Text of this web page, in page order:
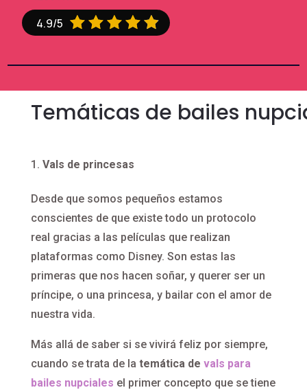
4.9/5     
Temáticas de bailes
Vals de princesas
Desde que somos pequeños estamos
conscientes de que existe todo un protocolo
real gracias a las películas que realizan
plataformas como Disney. Son estas las
primeras que nos hacen soñar, y querer ser un
príncipe, o una princesa, y bailar con el amor de
nuestra vida.
Más allá de saber si se vivirá feliz por siempre,
cuando se trata de la temática de vals para
bailes nupciales el primer concepto que se tiene